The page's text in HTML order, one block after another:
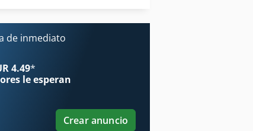
de inmediato
4.49*
le esperan
Crear anuncio